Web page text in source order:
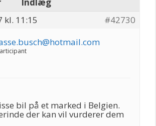
kl. 11:15
#42730
bil på et marked i Belgien.
der kan vil vurderer dem